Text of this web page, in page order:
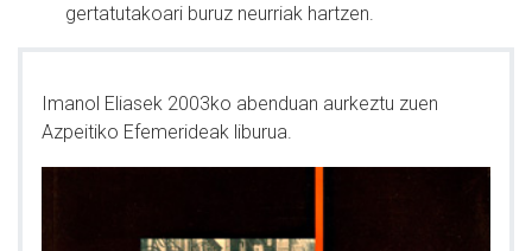
gertatutakoari buruz neurriak hartzen.
Imanol Eliasek 2003ko abenduan aurkeztu zuen
Azpeitiko Efemerideak liburua.